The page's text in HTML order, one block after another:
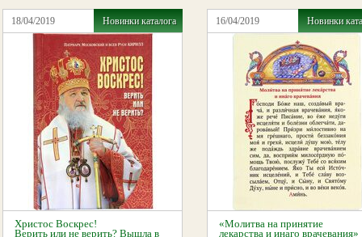
18/04/2019 Новинки каталога
Христос Воскрес!
Верить или не верить? Вышла в
16/04/2019 Новинки
«Молитва на принятие
лекарства и инаго врачевания»